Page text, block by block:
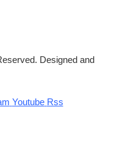
Designed and
Youtube Rss